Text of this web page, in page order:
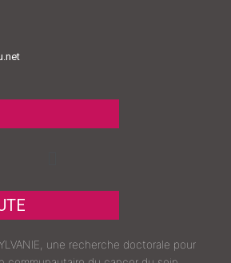
une recherche doctorale pour